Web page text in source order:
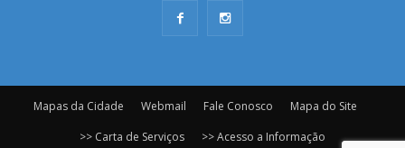
Mapas da Cidade Webmail Fale Conosco
Mapa do Site
>> Carta de Serviços
>> Acesso a Informação